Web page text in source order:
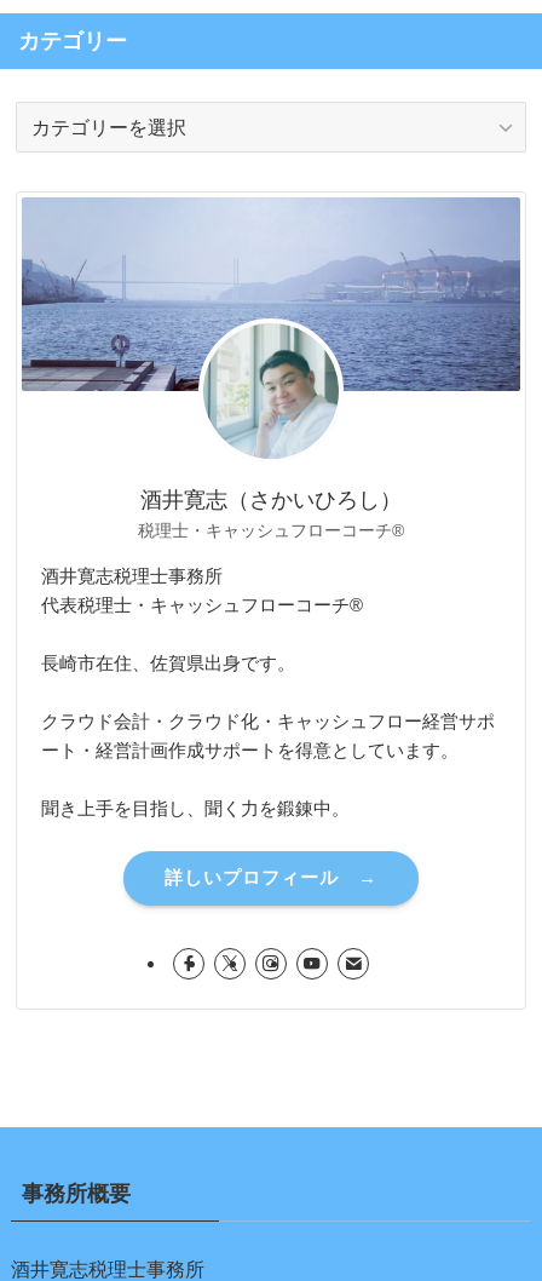
カテゴリー
リ
酒井寛志（さかいひろし）
税理士・キャッシュフローコーチ®
酒井寛志税理士事務所
代表税理士・キャッシュフローコーチ®
長崎市在住、佐賀県出身です。
クラウド会計・クラウド化・キャッシュフロー経営サポ
ート・経営計画作成サポートを得意としています。
聞き上手を目指し、聞く力を鍛錬中。
詳しいプロフィール →
事務所概要
酒井寛志税理士事務所